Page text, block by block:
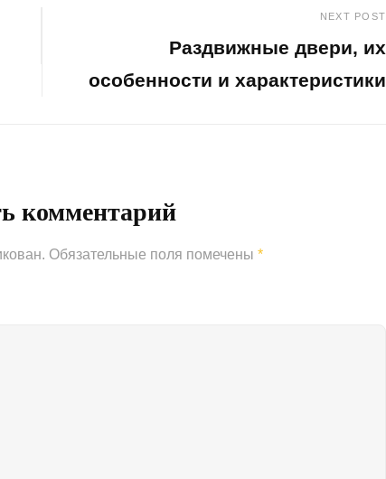
NEXT POST
Раздвижные двери, их
особенности и характеристики
комментарий
Обязательные поля помечены *